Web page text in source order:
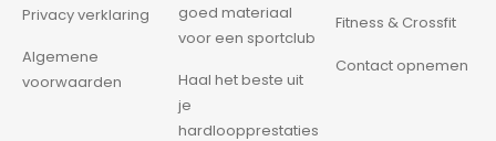
Privacy verklaring
Algemene
voorwaarden
goed materiaal
voor een sportclub
Haal het beste uit
je
hardloopprestaties
Fitness & Crossfit
Contact opnemen